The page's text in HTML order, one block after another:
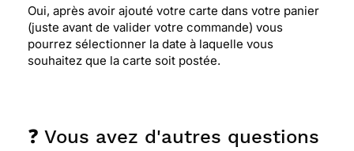
Oui, après avoir ajouté votre carte dans votre panier
(juste avant de valider votre commande) vous
pourrez sélectionner la date à laquelle vous
souhaitez que la carte soit postée.
❓ Vous avez d'autres questions